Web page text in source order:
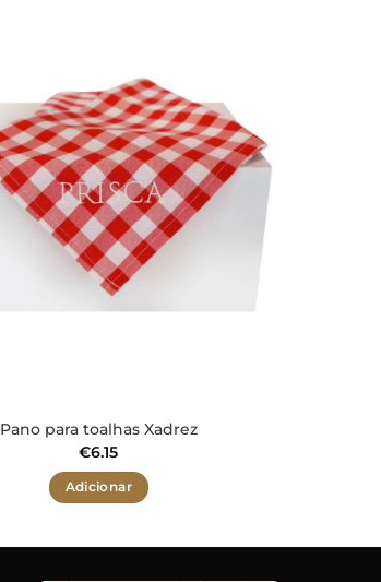
Pano para toalhas Xadrez
€6.15
Adicionar